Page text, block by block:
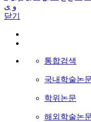
و ی
닫기
통합검색
국내학술논
학위논문
해외학술논